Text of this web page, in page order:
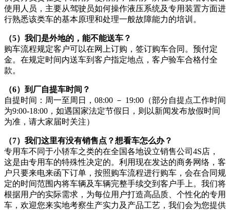
使用人员，主要从驾驶员如何操作液压系统及专用装置方面进
行熟悉该类车的基本原理和处理一般故障能力的培训。
（5）我们是外地的，能不能送车？
购车流程规定客户可以在网上订购，签订购车合同。预付定
金。在规定时间内送车到客户指定地点，客户验车合格付全
款。
（6）到厂自提车时间？
自提时间：周一至周日，08:00 － 19:00（部分自提点工作时间
为9:00-18:00，如遇国家法定节假日，则以新闻发布放假时间
为准，请大家届时关注）
（7）我们这里有没有销售点？想看车怎么办？
专用车不同于小轿车之类的在全国各地设立销售公司4S店，
这是由专用车的特殊性决定的。利用现在发达的商务网络，客
户只要来电来函下订单，按照购车流程进行购车，会在合同规
定的时间范围内将车辆及车辆完整手续交到客户手上。我们将
根据用户的实际需求，为每位用户打造高品质、个性化的专用
车，欢迎您来实地考察生产实力及产品工艺，我们会为您提供